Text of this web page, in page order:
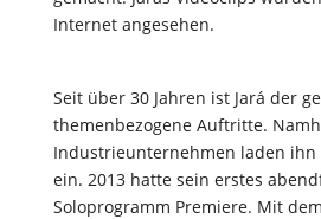
Internet angesehen.
Seit über 30 Jahren ist Jará der
themenbezogene Auftritte.
Industrieunternehmen laden ihn
ein. 2013 hatte sein erstes
Soloprogramm Premiere. Mit